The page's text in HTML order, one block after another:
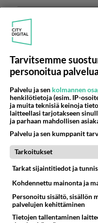
Aattelepa et
sulla vaikea hetki
Tiedän kyllä, että
loppua kanssani,
pakottaa itseni
Äänestä
2024-03-01 12:27:33
Tiedän kyllä, että
toimimaan luontoni
Tarvitsemme
personoitua
Palvelu ja sen kolmannen
henkilötietoja (esim. IP-
ja muita teknisiä keinoja
laitteellasi tarjotakseen
ja parhaan mahdollisen
Palvelu ja sen kumppanit
Tarkoitukset
Tarkat sijaintitiedot ja
Kohdennettu mainonta ja
Personoitu sisältö, sisällön
palvelujen kehittäminen
Tietojen tallentaminen